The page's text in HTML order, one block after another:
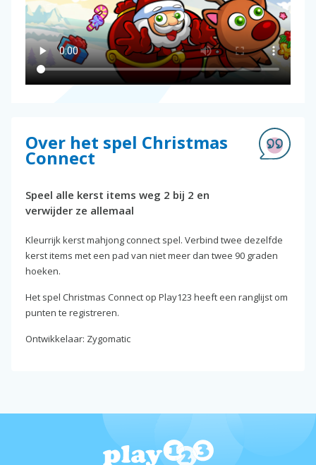
Over het spel Christmas
Connect
Speel alle kerst items weg 2 bij 2 en
verwijder ze allemaal
Kleurrijk kerst mahjong connect spel. Verbind twee dezelfde
kerst items met een pad van niet meer dan twee 90 graden
hoeken.
Het spel Christmas Connect op Play123 heeft een ranglijst om
punten te registreren.
Ontwikkelaar: Zygomatic